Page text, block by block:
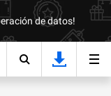
de datos!